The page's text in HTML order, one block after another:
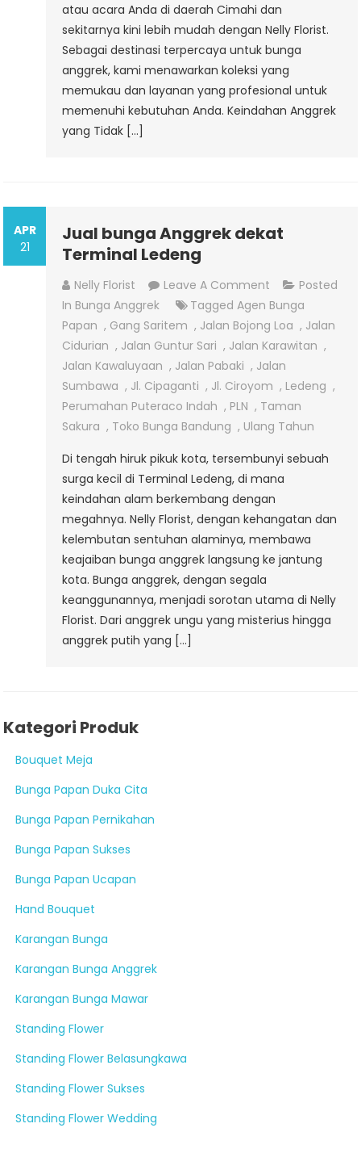
atau acara Anda di daerah Cimahi dan
sekitarnya kini lebih mudah dengan Nelly Florist.
Sebagai destinasi terpercaya untuk bunga
anggrek, kami menawarkan koleksi yang
memukau dan layanan yang profesional untuk
memenuhi kebutuhan Anda. Keindahan Anggrek
yang Tidak […]
APR
21
Jual bunga Anggrek dekat
Terminal Ledeng
Nelly Florist Leave A Comment On
Jual
Bunga
Anggrek
Dekat
Terminal
Ledeng
Posted
In Bunga Anggrek TaggedAgen Bunga
Papan , Gang Saritem , Jalan Bojong Loa , Jalan
Cidurian , Jalan Guntur Sari , Jalan Karawitan ,
Jalan Kawaluyaan , Jalan Pabaki , Jalan
Sumbawa , Jl. Cipaganti , Jl. Ciroyom , Ledeng ,
Perumahan Puteraco Indah , PLN , Taman
Sakura , Toko Bunga Bandung , Ulang Tahun
Di tengah hiruk pikuk kota, tersembunyi sebuah
surga kecil di Terminal Ledeng, di mana
keindahan alam berkembang dengan
megahnya. Nelly Florist, dengan kehangatan dan
kelembutan sentuhan alaminya, membawa
keajaiban bunga anggrek langsung ke jantung
kota. Bunga anggrek, dengan segala
keanggunannya, menjadi sorotan utama di Nelly
Florist. Dari anggrek ungu yang misterius hingga
anggrek putih yang […]
Kategori Produk
Bouquet Meja
Bunga Papan Duka Cita
Bunga Papan Pernikahan
Bunga Papan Sukses
Bunga Papan Ucapan
Hand Bouquet
Karangan Bunga
Karangan Bunga Anggrek
Karangan Bunga Mawar
Standing Flower
Standing Flower Belasungkawa
Standing Flower Sukses
Standing Flower Wedding